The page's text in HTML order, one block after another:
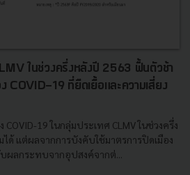
ในช่วงครึ่งหลังปี 2563 ฟื้นตัวช้า
COVID-19 ที่ยืดเยื้อและความเสี่ยง
19 ในกลุ่มประเทศ CLMV ในช่วงครึ่ง
แต่ผลจากการบังคับใช้มาตรการปิดเมือง
ผลกระทบจากอุปสงค์จากต่...